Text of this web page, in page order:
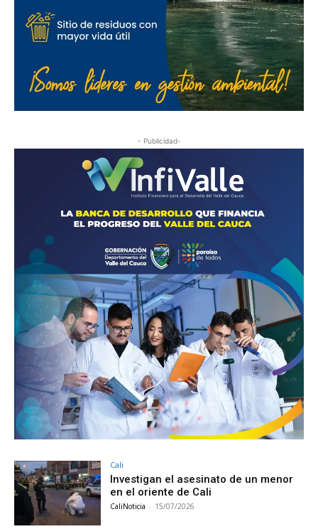
- Publicidad-
Cali
Investigan el asesinato de un menor
en el oriente de Cali
CaliNoticia - 15/07/2026